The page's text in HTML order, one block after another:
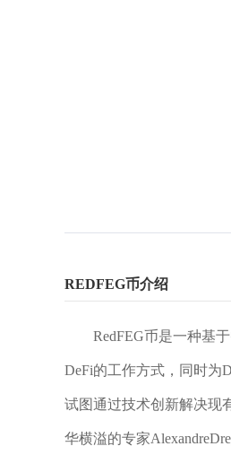
REDFEG币介绍
RedFEG币是一种基
DeFi的工作方式，同时为
试图通过技术创新解决现
华横溢的专家